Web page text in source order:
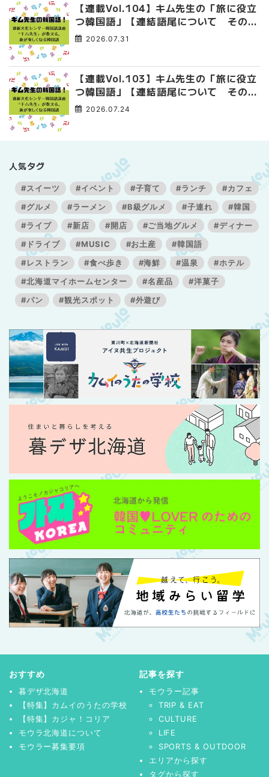
【連載Vol.104】キム先生の「旅に役立
つ韓国語」【連結語尾について その
4】2026.07.31
【連載Vol.103】キム先生の「旅に役立
つ韓国語」【連結語尾について その
3】2026.07.24
人気タグ
#スイーツ #イベント #子育て #ランチ
#カフェ
#グルメ
#ラーメン #B級グルメ #子連れ
#韓国
#ライブ
#新店 #開店 #ご当地グルメ
#ディナー
#ドライブ
#MUSIC #お土産
#韓国語
#レストラン
#食べ歩き #海鮮 #温泉
#ホテル
#北海道マイホームセンター
#名産品
#洋菓子
#パン
#観光スポット #外遊び
おすすめ
暮デザ北海道
【特集】カムイのうたの学校
【特集】カジャ！コリア
モウラ北海道について
モウラー募集要項
記事を探す
モウラー記事
TRIP & EAT
CULTURE
LIFE
SPORTS & OUTDOOR
エリアから探す
タグから探す